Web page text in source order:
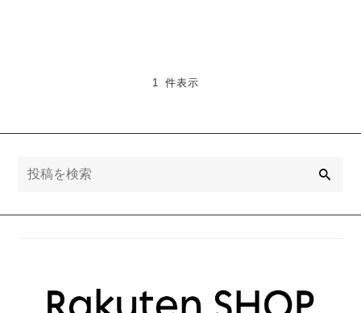
1 件表示